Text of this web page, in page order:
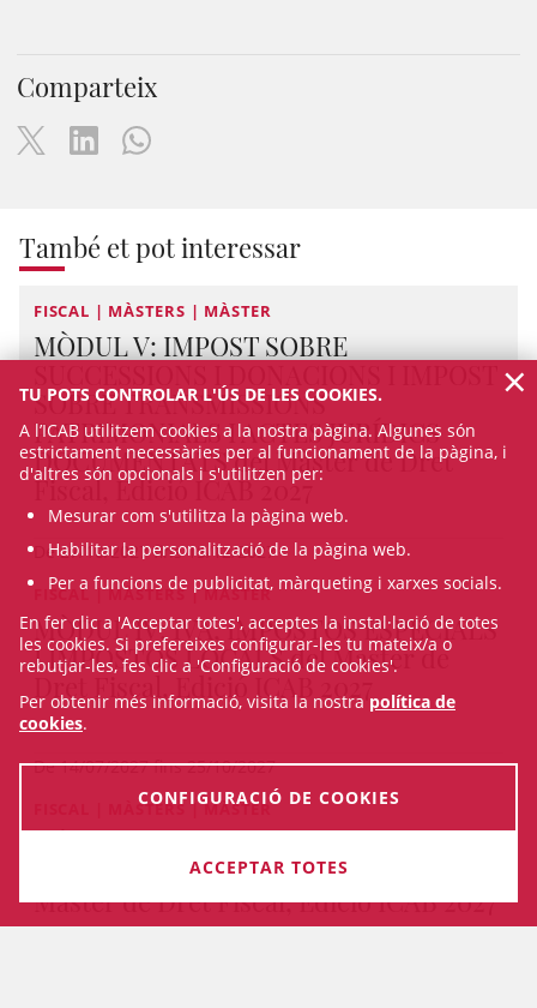
Comparteix
També et pot interessar
FISCAL | MÀSTERS | MÀSTER
MÒDUL V: IMPOST SOBRE
SOBRE TRANSMISSIONS
PATRIMONIALS I ACTES JURÍDICS
DOCUMENTATS del Màster de Dret
Fiscal, Edició ICAB 2027
De 27/10/2027 fins 15/12/2027
FISCAL | MÀSTERS | MÀSTER
MÒDUL IV: IVA, IMPOSTOS ESPECIALS
I IMPOSTOS LOCALS del Màster de
Dret Fiscal, Edició ICAB 2027
De 14/07/2027 fins 25/10/2027
FISCAL | MÀSTERS | MÀSTER
FISCALITAT DELS NO RESIDENTS del
Màster de Dret Fiscal, Edició ICAB 2027
TU POTS CONTROLAR L'ÚS DE LES COOKIES.
A l’ICAB utilitzem cookies a la nostra pàgina. Algunes són
estrictament necessàries per al funcionament de la pàgina, i
d'altres són opcionals i s'utilitzen per:
Mesurar com s'utilitza la pàgina web.
Habilitar la personalització de la pàgina web.
Per a funcions de publicitat, màrqueting i xarxes socials.
En fer clic a 'Acceptar totes', acceptes la instal·lació de totes
les cookies. Si prefereixes configurar-les tu mateix/a o
rebutjar-les, fes clic a 'Configuració de cookies'.
Per obtenir més informació, visita la nostra política de
cookies.
CONFIGURACIÓ DE COOKIES
ACCEPTAR TOTES
×